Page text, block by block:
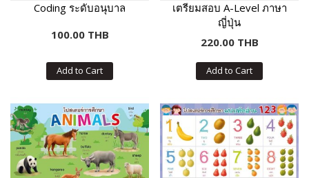
Coding ระดับอนุบาล
100.00 THB
Add to Cart
เตรียมสอบ A-Level ภาษา
ญี่ปุ่น
220.00 THB
Add to Cart